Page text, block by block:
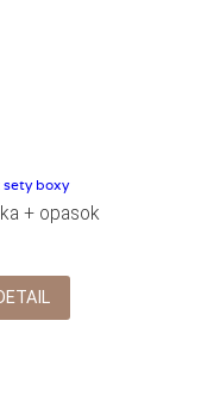
+ opasok